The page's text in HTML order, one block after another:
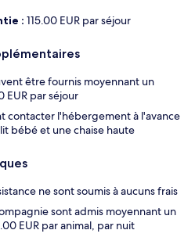
: 115.00 EUR par séjour
être fournis moyennant un
EUR par séjour
contacter l'hébergement à l'avance
bébé et une chaise haute
ne sont soumis à aucuns frais
sont admis moyennant un
EUR par animal, par nuit